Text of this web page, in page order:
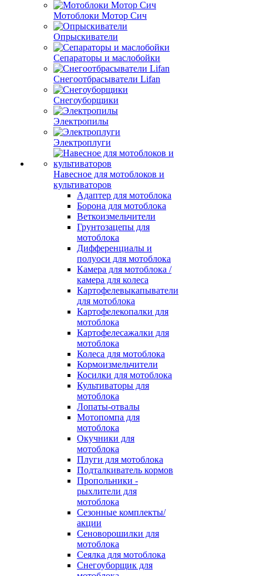
Мотоблоки Мотор Сич
Опрыскиватели
Сепараторы и маслобойки
Снегоотбрасыватели Lifan
Снегоуборщики
Электропилы
Электроплуги
Навесное для мотоблоков и
культиваторов
Адаптер для мотоблока
Борона для мотоблока
Веткоизмельчители
Грунтозацепы для
мотоблока
Дифференциалы и
полуоси для мотоблока
Камера для мотоблока /
камера для колеса
Картофелевыкапыватели
для мотоблока
Картофелекопалки для
мотоблока
Картофелесажалки для
мотоблока
Колеса для мотоблока
Кормоизмельчители
Косилки для мотоблока
Культиваторы для
мотоблока
Лопаты-отвалы
Мотопомпа для
мотоблока
Окучники для
мотоблока
Плуги для мотоблока
Подталкиватель кормов
Пропольники -
рыхлители для
мотоблока
Сезонные комплекты/
акции
Сеноворошилки для
мотоблока
Сеялка для мотоблока
Снегоуборщик для